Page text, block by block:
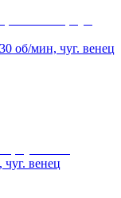
об/мин, чуг. венец
венец